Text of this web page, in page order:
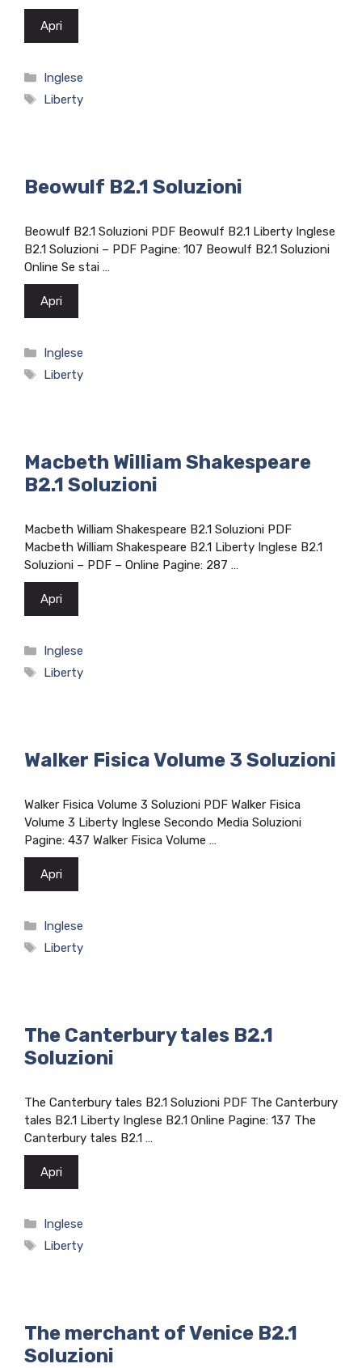
Apri
Categorie
Inglese
Tag
Liberty
Beowulf B2.1 Soluzioni
Beowulf B2.1 Soluzioni PDF Beowulf B2.1 Liberty Inglese
B2.1 Soluzioni – PDF Pagine: 107 Beowulf B2.1 Soluzioni
Online Se stai …
Apri
Categorie
Inglese
Tag
Liberty
Macbeth William Shakespeare
B2.1 Soluzioni
Macbeth William Shakespeare B2.1 Soluzioni PDF
Macbeth William Shakespeare B2.1 Liberty Inglese B2.1
Soluzioni – PDF – Online Pagine: 287 …
Apri
Categorie
Inglese
Tag
Liberty
Walker Fisica Volume 3 Soluzioni
Walker Fisica Volume 3 Soluzioni PDF Walker Fisica
Volume 3 Liberty Inglese Secondo Media Soluzioni
Pagine: 437 Walker Fisica Volume …
Apri
Categorie
Inglese
Tag
Liberty
The Canterbury tales B2.1
Soluzioni
The Canterbury tales B2.1 Soluzioni PDF The Canterbury
tales B2.1 Liberty Inglese B2.1 Online Pagine: 137 The
Canterbury tales B2.1 …
Apri
Categorie
Inglese
Tag
Liberty
The merchant of Venice B2.1
Soluzioni